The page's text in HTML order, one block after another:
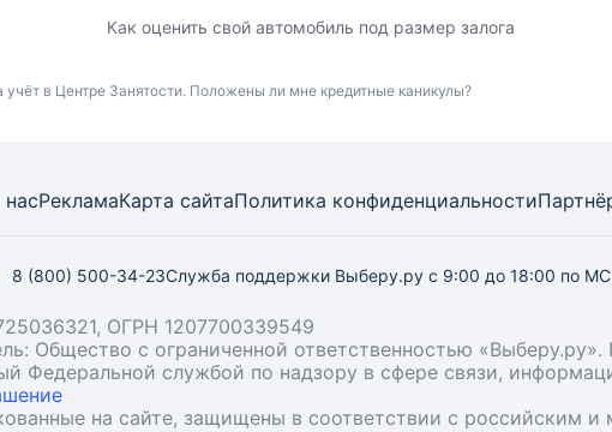
Как оценить свой автомобиль под размер залога
учёт в Центре Занятости. Положены ли мне кредитные каникулы?
РекламаКарта сайтаПолитика конфиденциальности
8 (800) 500-34-23Служба поддержки Выберу.ру с 9:00 до 18:00 по
ОГРН 1207700339549
Общество с ограниченной ответственностью
Федеральной службой по надзору в сфере связи,
на сайте, защищены в соответствии с российским